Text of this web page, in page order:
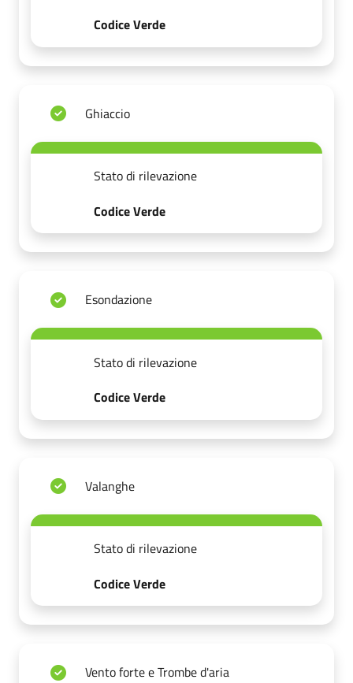
Codice Verde
Ghiaccio
Stato di rilevazione
Codice Verde
Esondazione
Stato di rilevazione
Codice Verde
Valanghe
Stato di rilevazione
Codice Verde
Vento forte e Trombe d'aria